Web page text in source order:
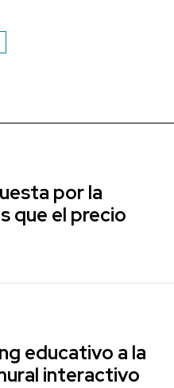
por la
que el precio
educativo a la
interactivo